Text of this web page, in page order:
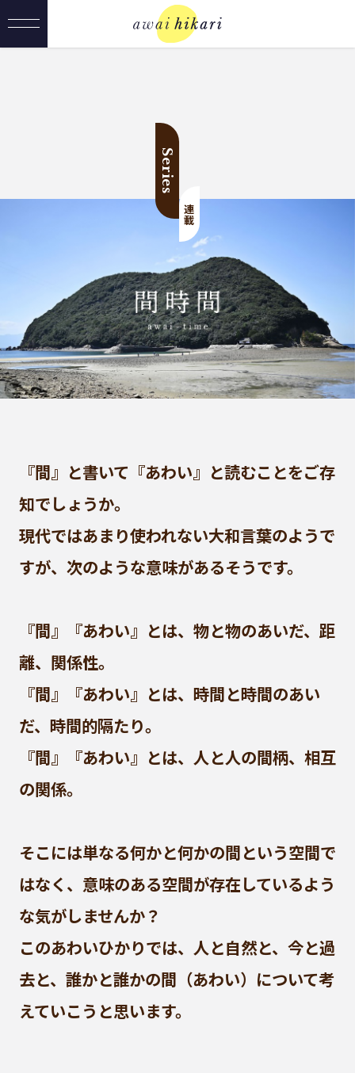
Series
連載
『間』と書いて『あわい』と読むことをご存
知でしょうか。
現代ではあまり使われない大和言葉のようで
すが、次のような意味があるそうです。
『間』『あわい』とは、物と物のあいだ、距
離、関係性。
『間』『あわい』とは、時間と時間のあい
だ、時間的隔たり。
『間』『あわい』とは、人と人の間柄、相互
の関係。
そこには単なる何かと何かの間という空間で
はなく、意味のある空間が存在しているよう
な気がしませんか？
このあわいひかりでは、人と自然と、今と過
去と、誰かと誰かの間（あわい）について考
えていこうと思います。